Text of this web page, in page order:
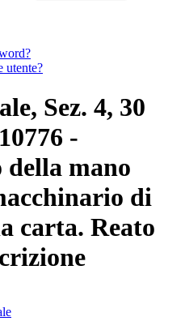
utente?
Sez. 4, 30
-
della mano
di
carta. Reato